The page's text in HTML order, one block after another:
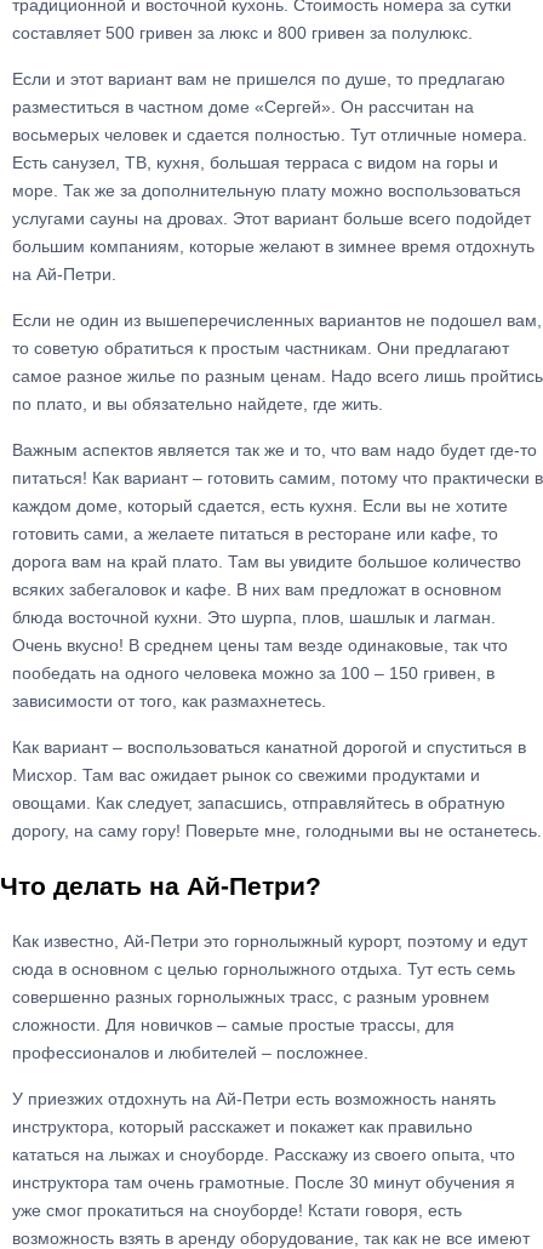
традиционной и восточной кухонь. Стоимость номера за сутки
составляет 500 гривен за люкс и 800 гривен за полулюкс.
Если и этот вариант вам не пришелся по душе, то предлагаю
разместиться в частном доме «Сергей». Он рассчитан на
восьмерых человек и сдается полностью. Тут отличные номера.
Есть санузел, ТВ, кухня, большая терраса с видом на горы и
море. Так же за дополнительную плату можно воспользоваться
услугами сауны на дровах. Этот вариант больше всего подойдет
большим компаниям, которые желают в зимнее время отдохнуть
на Ай-Петри.
Если не один из вышеперечисленных вариантов не подошел вам,
то советую обратиться к простым частникам. Они предлагают
самое разное жилье по разным ценам. Надо всего лишь пройтись
по плато, и вы обязательно найдете, где жить.
Важным аспектов является так же и то, что вам надо будет где-то
питаться! Как вариант – готовить самим, потому что практически в
каждом доме, который сдается, есть кухня. Если вы не хотите
готовить сами, а желаете питаться в ресторане или кафе, то
дорога вам на край плато. Там вы увидите большое количество
всяких забегаловок и кафе. В них вам предложат в основном
блюда восточной кухни. Это шурпа, плов, шашлык и лагман.
Очень вкусно! В среднем цены там везде одинаковые, так что
пообедать на одного человека можно за 100 – 150 гривен, в
зависимости от того, как размахнетесь.
Как вариант – воспользоваться канатной дорогой и спуститься в
Мисхор. Там вас ожидает рынок со свежими продуктами и
овощами. Как следует, запасшись, отправляйтесь в обратную
дорогу, на саму гору! Поверьте мне, голодными вы не останетесь.
Что делать на Ай-Петри?
Как известно, Ай-Петри это горнолыжный курорт, поэтому и едут
сюда в основном с целью горнолыжного отдыха. Тут есть семь
совершенно разных горнолыжных трасс, с разным уровнем
сложности. Для новичков – самые простые трассы, для
профессионалов и любителей – посложнее.
У приезжих отдохнуть на Ай-Петри есть возможность нанять
инструктора, который расскажет и покажет как правильно
кататься на лыжах и сноуборде. Расскажу из своего опыта, что
инструктора там очень грамотные. После 30 минут обучения я
уже смог прокатиться на сноуборде! Кстати говоря, есть
возможность взять в аренду оборудование, так как не все имеют